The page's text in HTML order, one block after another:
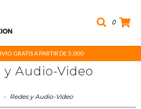
0
GRATIS A PARTIR DE 5,000
y Audio-Video
- Redes y Audio-Video